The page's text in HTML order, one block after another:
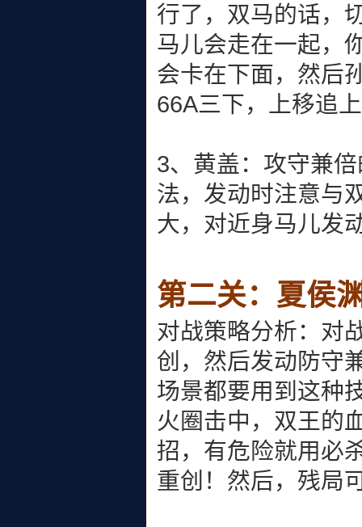
行了，双马的话，
马儿会走在一起，
会卡在下面，然后
66A三下，上移追
3、黄盖：攻守兼
法，发动时注意与
大，对近身马儿发
第二关：夏侯
对战策略分析：对
创，然后发动防守
场景都要用到这种
火圈击中，双王的
招，有危险就用必
重创！然后，残局